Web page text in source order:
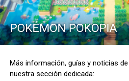
POKÉMON POKOPIA
Más información, guías y noticias
nuestra sección dedicada: